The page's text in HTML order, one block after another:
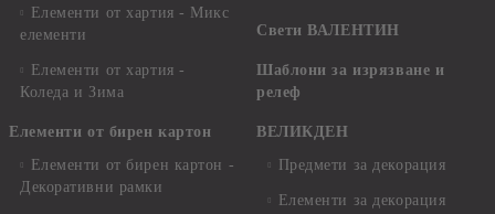
Елементи от хартия - Микс
елементи
Елементи от хартия -
Коледа и Зима
Елементи от бирен картон
Елементи от бирен картон -
Декоративни рамки
Свети ВАЛЕНТИН
Шаблони за изрязване и
релеф
ВЕЛИКДЕН
Предмети за декорация
Елементи за декорация